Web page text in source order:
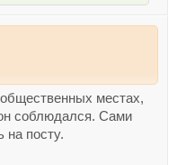
местах,
соблюдался. Сами
на посту.